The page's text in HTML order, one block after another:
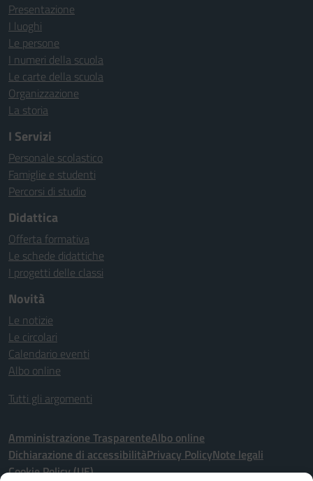
Presentazione
I luoghi
Le persone
I numeri della scuola
Le carte della scuola
Organizzazione
La storia
I Servizi
Personale scolastico
Famiglie e studenti
Percorsi di studio
Didattica
Offerta formativa
Le schede didattiche
I progetti delle classi
Novità
Le notizie
Le circolari
Calendario eventi
Albo online
Tutti gli argomenti
Amministrazione TrasparenteAlbo online
Dichiarazione di accessibilitàPrivacy PolicyNote legali
Cookie Policy (UE)